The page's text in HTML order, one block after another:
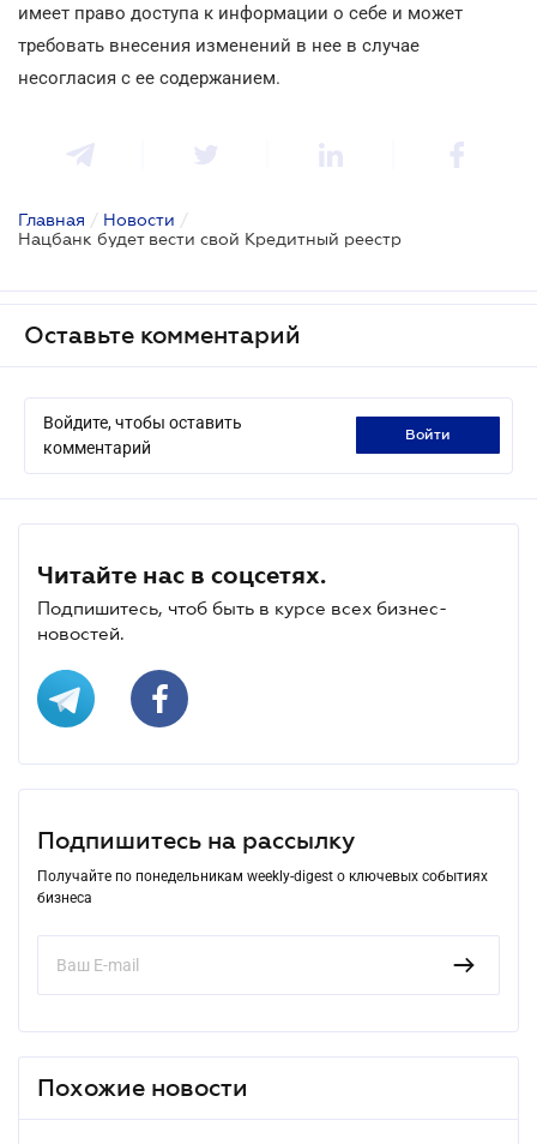
имеет право доступа к информации о себе и может
требовать внесения изменений в нее в случае
несогласия с ее содержанием.
Главная / Новости /
Нацбанк будет вести свой Кредитный реестр
Оставьте комментарий
Войдите, чтобы оставить
комментарий
войти
Читайте нас в соцсетях.
Подпишитесь, чтоб быть в курсе всех бизнес-
новостей.
Подпишитесь на рассылку
Получайте по понедельникам weekly-digest о ключевых событиях
бизнеса
Похожие новости